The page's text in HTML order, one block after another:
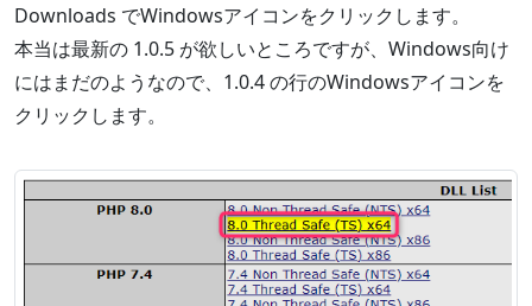
Downloads でWindowsアイコンをクリックします。
本当は最新の 1.0.5 が欲しいところですが、Windows向け
にはまだのようなので、1.0.4 の行のWindowsアイコンを
クリックします。